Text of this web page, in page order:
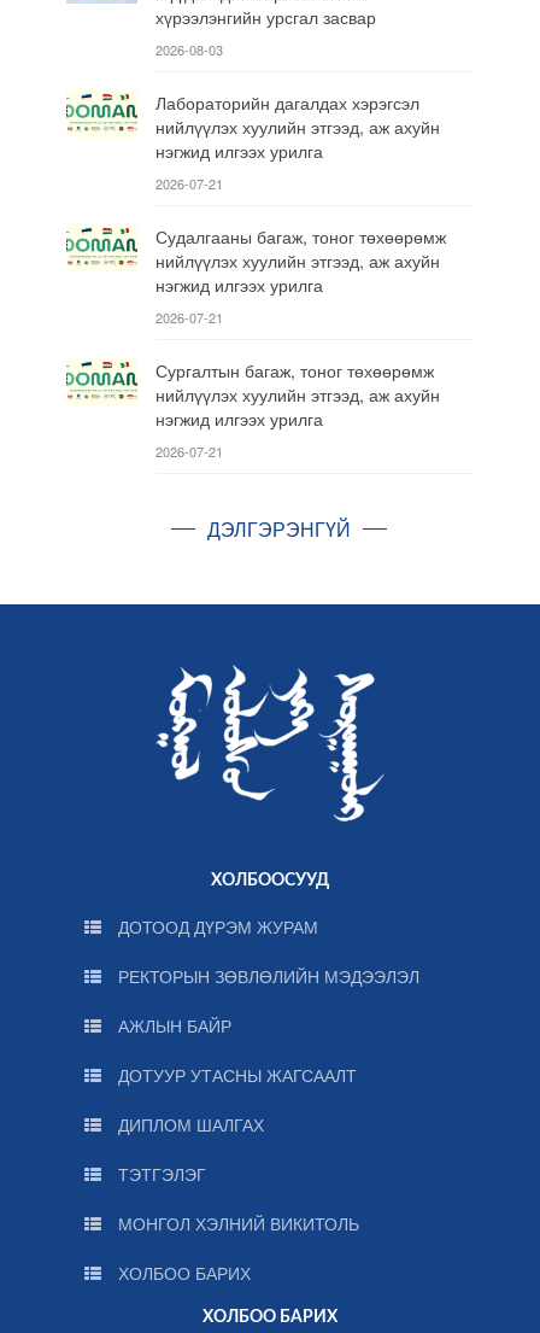
хүрээлэнгийн урсгал засвар
2026-08-03
Лабораторийн дагалдах хэрэгсэл
нийлүүлэх хуулийн этгээд, аж ахуйн
нэгжид илгээх урилга
2026-07-21
Судалгааны багаж, тоног төхөөрөмж
нийлүүлэх хуулийн этгээд, аж ахуйн
нэгжид илгээх урилга
2026-07-21
Сургалтын багаж, тоног төхөөрөмж
нийлүүлэх хуулийн этгээд, аж ахуйн
нэгжид илгээх урилга
2026-07-21
ДЭЛГЭРЭНГҮЙ
ХОЛБООСУУД
ДОТООД ДҮРЭМ ЖУРАМ
РЕКТОРЫН ЗӨВЛӨЛИЙН МЭДЭЭЛЭЛ
АЖЛЫН БАЙР
ДОТУУР УТАСНЫ ЖАГСААЛТ
ДИПЛОМ ШАЛГАХ
ТЭТГЭЛЭГ
МОНГОЛ ХЭЛНИЙ ВИКИТОЛЬ
ХОЛБОО БАРИХ
ХОЛБОО БАРИХ